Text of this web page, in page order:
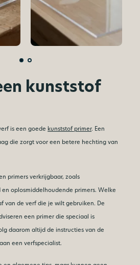
kunststof
is een goede kunststof primer. Een
die zorgt voor een betere hechting van
primers verkrijgbaar, zoals
oplosmiddelhoudende primers. Welke
van de verf die je wilt gebruiken. De
een primer die speciaal is
daarom altijd de instructies van de
een verfspecialist.